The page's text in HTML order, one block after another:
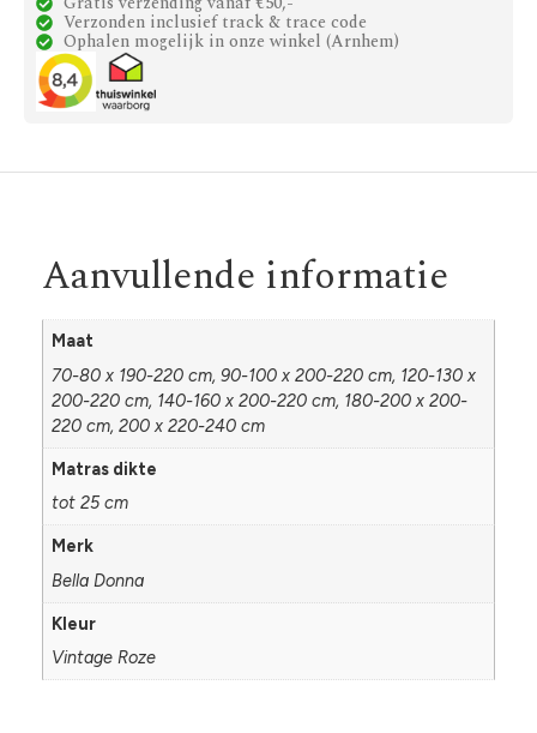
Verzonden inclusief track & trace code
Ophalen mogelijk in onze winkel (Arnhem)
Aanvullende informatie
Maat
70-80 x 190-220 cm, 90-100 x 200-220 cm, 120-130 x
200-220 cm, 140-160 x 200-220 cm, 180-200 x 200-
220 cm, 200 x 220-240 cm
Matras dikte
tot 25 cm
Merk
Bella Donna
Kleur
Vintage Roze